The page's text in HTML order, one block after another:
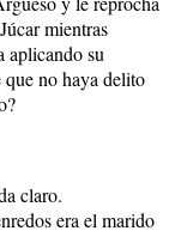
mientras
aplicando su
que no haya delito
claro.
era el marido